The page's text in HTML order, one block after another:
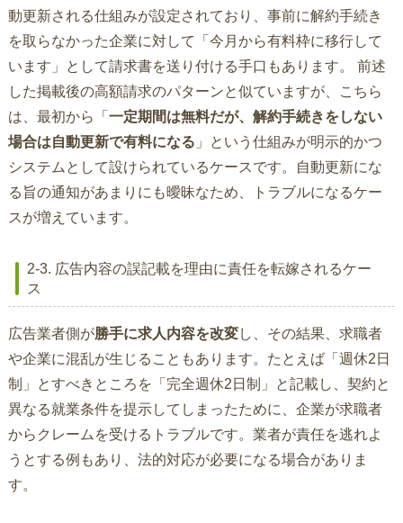
動更新される仕組みが設定されており、事前に解約手続き
を取らなかった企業に対して「今月から有料枠に移行して
います」として請求書を送り付ける手口もあります。 前述
した掲載後の高額請求のパターンと似ていますが、こちら
は、最初から「 一定期間は無料だが、解約手続きをしない
場合は自動更新で有料になる 」という仕組みが明示的かつ
システムとして設けられているケースです。自動更新にな
る旨の通知があまりにも曖昧なため、トラブルになるケー
スが増えています。
2-3. 広告内容の誤記載を理由に責任を転嫁されるケー
ス
広告業者側が勝手に求人内容を改変し、その結果、求職者
や企業に混乱が生じることもあります。たとえば「週休2日
制」とすべきところを「完全週休2日制」と記載し、契約と
異なる就業条件を提示してしまったために、企業が求職者
からクレームを受けるトラブルです。業者が責任を逃れよ
うとする例もあり、法的対応が必要になる場合がありま
す。